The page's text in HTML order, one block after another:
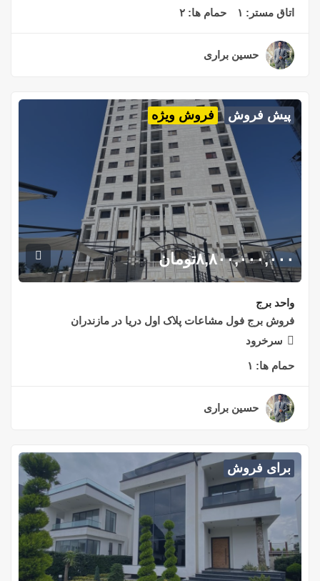
اتاق مستر: ۱ حمام ها: ۲
حسین براری
پیش فروش فروش ویژه
۸,۸۰۰,۰۰۰,۰۰۰تومان
واحد برج
فروش برج فول مشاعات پلاک اول دریا در مازندران
سرخرود
حمام ها: ۱
حسین براری
برای فروش